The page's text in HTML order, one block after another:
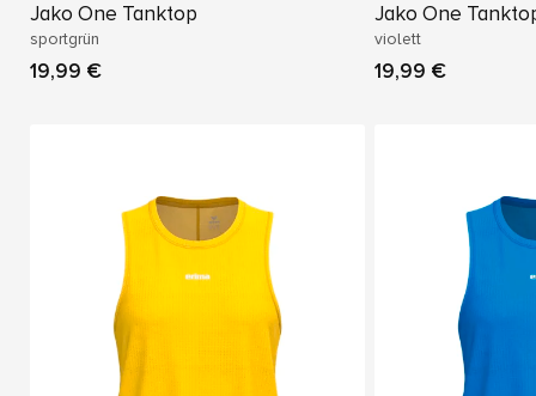
Jako One Tanktop
sportgrün
19,99 €
Jako One
violett
19,99 €